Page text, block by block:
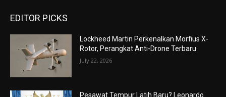
EDITOR PICKS
Lockheed Martin Perkenalkan Morfius X-
Rotor, Perangkat Anti-Drone Terbaru
July 22, 2026
Pesawat Tempur Latih Baru? Leonardo